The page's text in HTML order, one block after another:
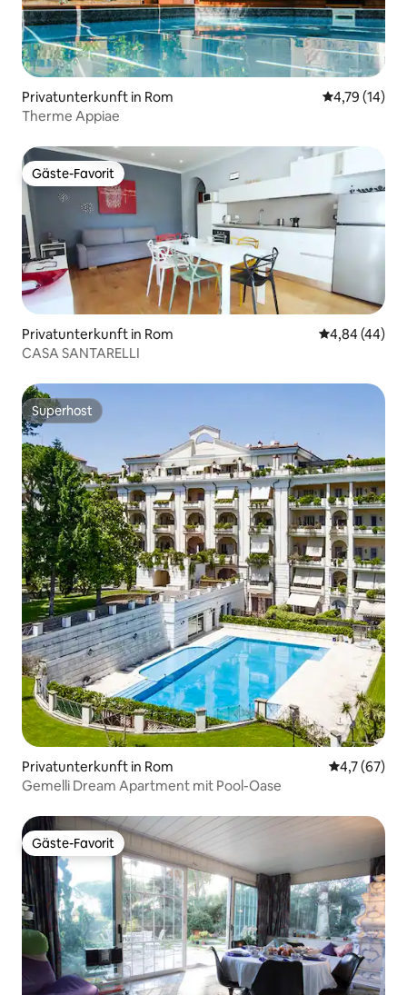
Privatunterkunft in Rom
4,79 (14)
Therme Appiae
Gäste-Favorit
Gäste-Favorit
Privatunterkunft in Rom
4,84 (44)
CASA SANTARELLI
Superhost
Superhost
Privatunterkunft in Rom
4,7 (67)
Gemelli Dream Apartment mit Pool-Oase
Gäste-Favorit
Gäste-Favorit